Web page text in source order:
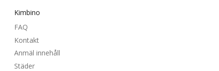
Kimbino
FAQ
Kontakt
Anmäl innehåll
Städer